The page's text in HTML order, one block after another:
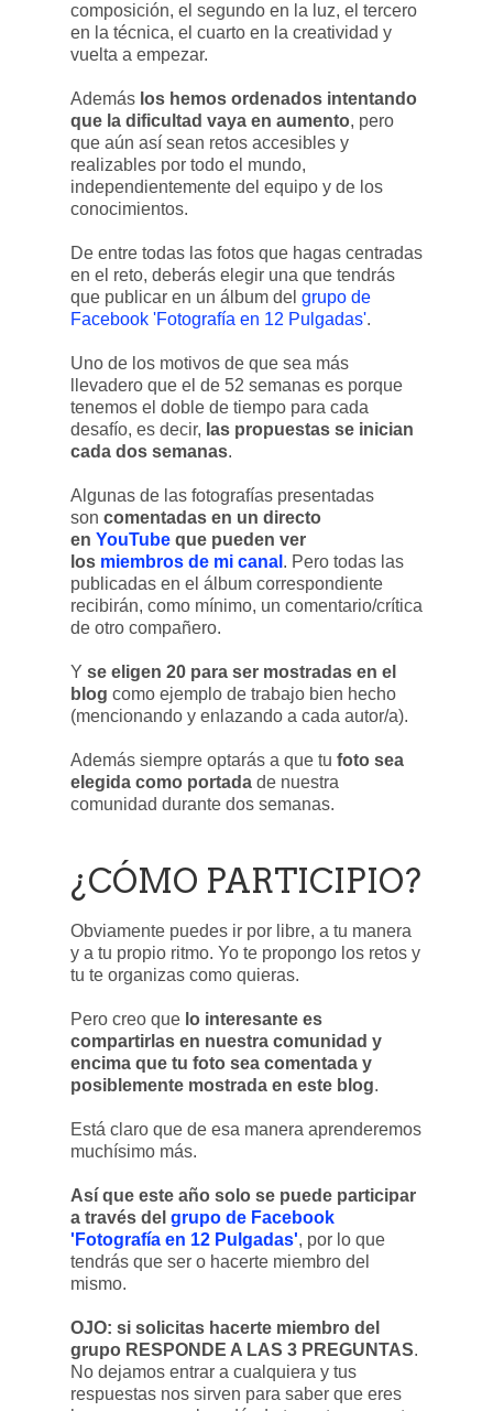
composición, el segundo en la luz, el tercero
en la técnica, el cuarto en la creatividad y
vuelta a empezar.
Además los hemos ordenados intentando
que la dificultad vaya en aumento, pero
que aún así sean retos accesibles y
realizables por todo el mundo,
independientemente del equipo y de los
conocimientos.
De entre todas las fotos que hagas centradas
en el reto, deberás elegir una que tendrás
que publicar en un álbum del grupo de
Facebook 'Fotografía en 12 Pulgadas'.
Uno de los motivos de que sea más
llevadero que el de 52 semanas es porque
tenemos el doble de tiempo para cada
desafío, es decir, las propuestas se inician
cada dos semanas.
Algunas de las fotografías presentadas
son comentadas en un directo
en YouTube que pueden ver
los miembros de mi canal . Pero todas las
publicadas en el álbum correspondiente
recibirán, como mínimo, un comentario/crítica
de otro compañero.
Y se eligen 20 para ser mostradas en el
blog como ejemplo de trabajo bien hecho
(mencionando y enlazando a cada autor/a).
Además siempre optarás a que tu foto sea
elegida como portada de nuestra
comunidad durante dos semanas.
¿CÓMO PARTICIPIO?
Obviamente puedes ir por libre, a tu manera
y a tu propio ritmo. Yo te propongo los retos y
tu te organizas como quieras.
Pero creo que lo interesante es
compartirlas en nuestra comunidad y
encima que tu foto sea comentada y
posiblemente mostrada en este blog.
Está claro que de esa manera aprenderemos
muchísimo más.
Así que este año solo se puede participar
a través del grupo de Facebook
'Fotografía en 12 Pulgadas', por lo que
tendrás que ser o hacerte miembro del
mismo.
OJO: si solicitas hacerte miembro del
grupo RESPONDE A LAS 3 PREGUNTAS.
No dejamos entrar a cualquiera y tus
respuestas nos sirven para saber que eres